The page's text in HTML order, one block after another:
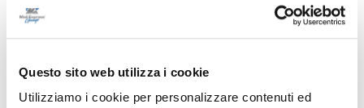
Questo sito web utilizza i cookie
Utilizziamo i cookie per personalizzare contenuti ed
Patto per la sicurezza, Pesaro e Fano alzano il
08/08/2026